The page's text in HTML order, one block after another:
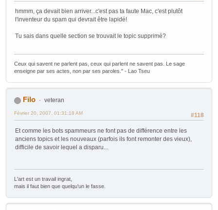
hmmm, ça devait bien arriver...c'est pas ta faute Mac, c'est plutôt
l'inventeur du spam qui devrait être lapidé!
Tu sais dans quelle section se trouvait le topic supprimé?
Ceux qui savent ne parlent pas, ceux qui parlent ne savent pas. Le sage
enseigne par ses actes, non par ses paroles." - Lao Tseu
Filo veteran
#118
Février 20, 2007, 01:31:18 AM
Et comme les bots spammeurs ne font pas de différence entre les
anciens topics et les nouveaux (parfois ils font remonter des vieux),
difficile de savoir lequel a disparu...
L'art est un travail ingrat,
mais il faut bien que quelqu'un le fasse.